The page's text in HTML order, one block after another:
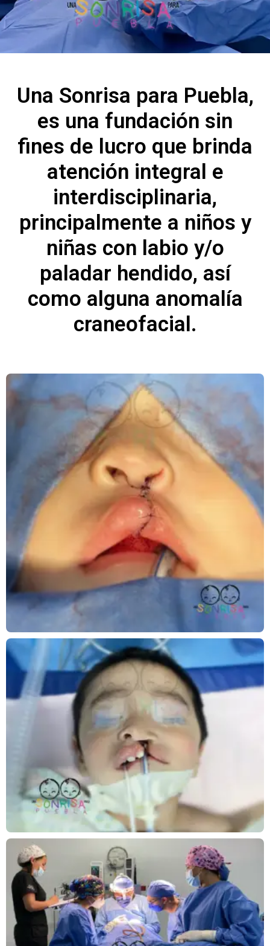
Una Sonrisa para Puebla,
es una fundación sin
fines de lucro que brinda
atención integral e
interdisciplinaria,
principalmente a niños y
niñas con labio y/o
paladar hendido, así
como alguna anomalía
craneofacial.